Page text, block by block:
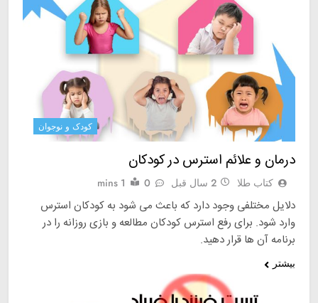
کودک و نوجوان
درمان و علائم استرس در کودکان
کتاب طلا 2 سال قبل 0
1 mins
دلایل مختلفی وجود دارد که باعث می شود به کودکان استرس
وارد شود. برای رفع استرس کودکان مطالعه و بازی روزانه را در
برنامه آن ها قرار دهید.
بیشتر